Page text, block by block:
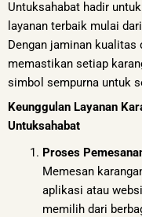
Untuksahabat hadir
layanan terbaik mulai
Dengan jaminan kualitas
memastikan setiap
simbol sempurna untuk
Keunggulan Layanan
Untuksahabat
Proses
Memesan
aplikasi atau
memilih dari